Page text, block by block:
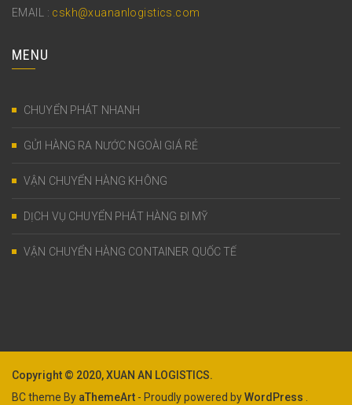
EMAIL : cskh@xuananlogistics.com
MENU
CHUYỂN PHÁT NHANH
GỬI HÀNG RA NƯỚC NGOÀI GIÁ RẺ
VẬN CHUYỂN HÀNG KHÔNG
DỊCH VỤ CHUYỂN PHÁT HÀNG ĐI MỸ
VẬN CHUYỂN HÀNG CONTAINER QUỐC TẾ
Copyright © 2020, XUAN AN LOGISTICS.
BC theme By aThemeArt - Proudly powered byWordPress .